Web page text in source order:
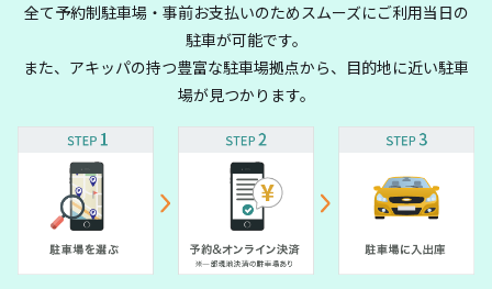
全て予約制駐車場・事前お支払いのためスムーズにご利用当日の
駐車が可能です。
また、アキッパの持つ豊富な駐車場拠点から、目的地に近い駐車
場が見つかります。